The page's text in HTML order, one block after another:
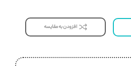
افزودن به مقایسه